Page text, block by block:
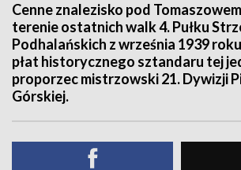
Cenne znalezisko pod
terenie ostatnich walk 4. Pułku
Podhalańskich z września 1939
płat historycznego sztandaru tej
proporzec mistrzowski 21. Dywizji
Górskiej.